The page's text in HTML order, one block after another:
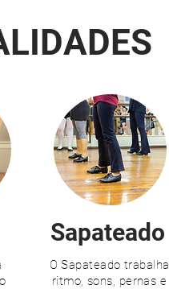
Sapateado
O Sapateado trabalha
ritmo, sons, pernas e